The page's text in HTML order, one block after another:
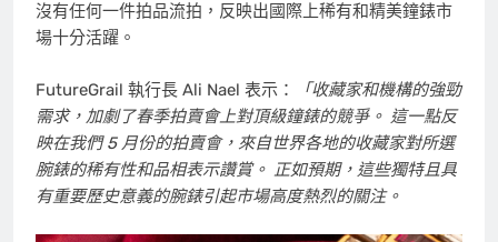
沒有任何一件拍品流拍，反映出國際上稀有和精美鐘錶市
場十分活躍。
FutureGrail 執行長 Ali Nael 表示：
「收藏家和機構的強勁
需求，加劇了春季拍賣會上對頂級鐘錶的競爭。 這一點反
映在我們 5 月份的拍賣會，來自世界各地的收藏家對所選
腕錶的稀有性和品相表示讚賞。 正如預期，這些獨特且具
有重要歷史意義的腕錶引起市場高度熱烈的關注。